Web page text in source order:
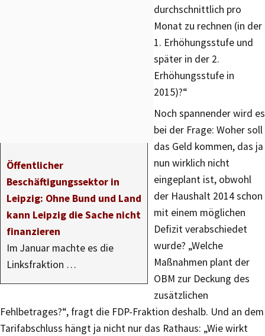
Öffentlicher
Beschäftigungssektor in
Leipzig: Ohne Bund und Land
kann Leipzig die Sache nicht
finanzieren
Im Januar machte es die
Linksfraktion …
durchschnittlich pro
Monat zu rechnen (in der
1. Erhöhungsstufe und
später in der 2.
Erhöhungsstufe in
2015)?“
Noch spannender wird es
bei der Frage: Woher soll
das Geld kommen, das ja
nun wirklich nicht
eingeplant ist, obwohl
der Haushalt 2014 schon
mit einem möglichen
Defizit verabschiedet
wurde? „Welche
Maßnahmen plant der
OBM zur Deckung des
zusätzlichen
Fehlbetrages?“, fragt die FDP-Fraktion deshalb. Und an dem
Tarifabschluss hängt ja nicht nur das Rathaus: „Wie wirkt